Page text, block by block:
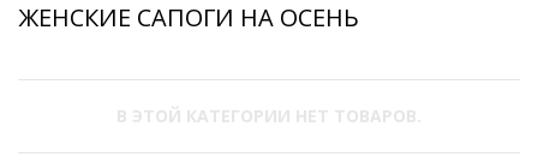
ЖЕНСКИЕ САПОГИ НА ОСЕНЬ
В ЭТОЙ КАТЕГОРИИ НЕТ ТОВАРОВ.